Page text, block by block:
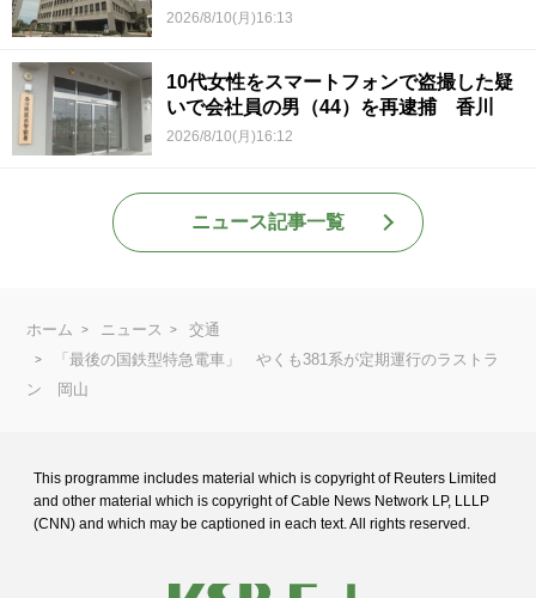
2026/8/10(月)16:13
10代女性をスマートフォンで盗撮した疑
いで会社員の男（44）を再逮捕 香川
2026/8/10(月)16:12
ニュース記事一覧
ホーム ニュース
交通
「最後の国鉄型特急電車」 やくも381系が定期運行のラストラ
ン 岡山
This programme includes material which is copyright of Reuters Limited
and other material which is copyright of Cable News Network LP, LLLP
(CNN) and which may be captioned in each text. All rights reserved.